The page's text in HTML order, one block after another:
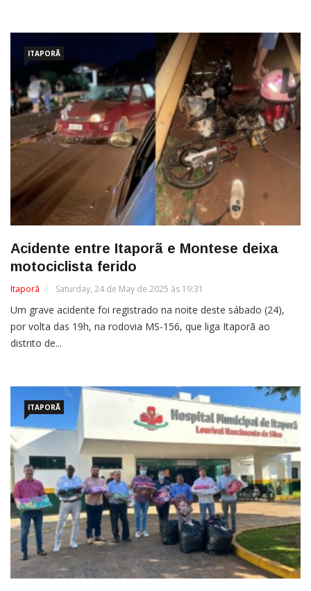
ITAPORÃ
Acidente entre Itaporã e Montese deixa
motociclista ferido
Itaporã Saturday, 24 de May de 2025 às 19:31
Um grave acidente foi registrado na noite deste sábado (24),
por volta das 19h, na rodovia MS-156, que liga Itaporã ao
distrito de...
ITAPORÃ